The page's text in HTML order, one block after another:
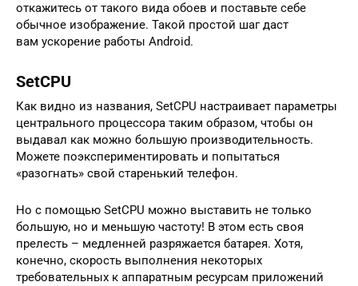
откажитесь от такого вида обоев и поставьте себе
обычное изображение. Такой простой шаг даст
вам ускорение работы Аndroid.
SetCPU
Как видно из названия, SetCPU настраивает параметры
центрального процессора таким образом, чтобы он
выдавал как можно большую производительность.
Можете поэкспериментировать и попытаться
«разогнать» свой старенький телефон.
Но с помощью SetCPU можно выставить не только
большую, но и меньшую частоту! В этом есть своя
прелесть – медленней разряжается батарея. Хотя,
конечно, скорость выполнения некоторых
требовательных к аппаратным ресурсам приложений